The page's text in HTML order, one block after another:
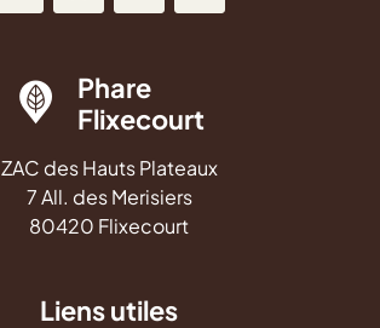
Phare
Flixecourt
ZAC des Hauts Plateaux
7 All. des Merisiers
80420 Flixecourt
Liens utiles